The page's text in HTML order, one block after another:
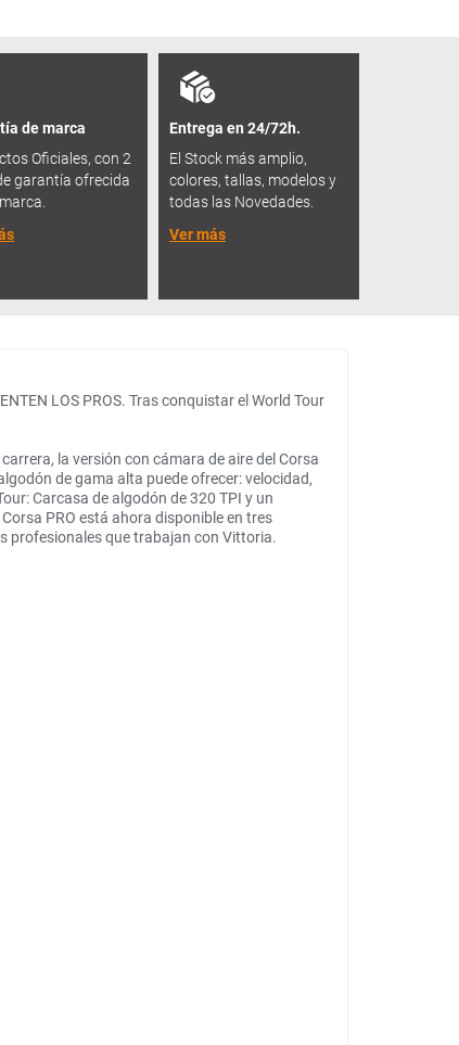
de marca
Oficiales, con 2
garantía ofrecida
Entrega en 24/72h.
El Stock más amplio,
colores, tallas, modelos y
todas las Novedades.
Ver más
LOS PROS. Tras conquistar el World Tour
la versión con cámara de aire del Corsa
de gama alta puede ofrecer: velocidad,
Carcasa de algodón de 320 TPI y un
PRO está ahora disponible en tres
profesionales que trabajan con Vittoria.